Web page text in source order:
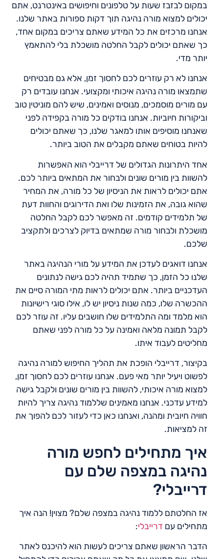
במקום לבזבז שעות על טלפונים וחיפושים באינטרנט, אתם
יכולים למצוא מורה נהיגה תוך דקות ספורות באתר שלנו.
אנחנו מרכזים את כל המידע שאתם צריכים במקום אחד,
כך שאתם יכולים לקבל החלטה מושכלת בלי להתאמץ
יותר מדי.
אנחנו לא רק עוזרים לכם לחסוך זמן, אלא גם מבטיחים
שתמצאו מורה נהיגה איכותי ומקצועי. אנחנו עובדים רק
עם מורים מוסמכים, מנוסים ואמינים, שיש להם מוניטין טוב
וביקורות חיוביות. אנחנו בודקים כל מורה בקפידה לפני
שאנחנו מוסיפים אותו למאגר שלנו, כך שאתם יכולים
להיות בטוחים שאתם מקבלים את הטוב ביותר.
אחד היתרונות הגדולים של דרייבלי הוא האפשרות
להשוות בין מורים שונים ולבחור את המתאים ביותר לכם.
אתם יכולים לראות את הניסיון של כל מורה, את המחיר
שהוא גובה, את הזמינות שלו ואת הדירוגים והחוות דעת
של תלמידים קודמים. זה מאפשר לכם לקבל החלטה
מושכלת ולבחור מורה שמתאים בדיוק לצרכים ולתקציב
שלכם.
אנחנו דואגים לעדכן את המידע על מורי הנהיגה באתר
שלנו כל הזמן, כך שתמיד תהיה לכם גישה לנתונים
העדכניים ביותר. אתם יכולים לראות מתי המורה סיים את
ההכשרה שלו, כמה שנות ניסיון יש לו, אילו סוגי רישיונות
הוא מלמד ומה התלמידים שלו חושבים עליו. זה עוזר לכם
לקבל תמונה מלאה ואמינה על כל מורה לפני שאתם
מחליטים לעבוד איתו.
בקיצור, דרייבלי הופכת את תהליך החיפוש למורה נהיגה
לפשוט ויעיל יותר מאי פעם. אנחנו עוזרים לכם לחסוך זמן,
למצוא מורה איכותי, להשוות בין מורים שונים ולקבל גישה
למידע עדכני. אנחנו מאמינים שללמוד נהיגה צריך להיות
חוויה חיובית ומהנה, ואנחנו כאן כדי לעזור לכם להפוך את
זה למציאות.
איך מתחילים לחפש מורה
נהיגה במצפה שלם עם
דרייבלי?
אז החלטתם ללמוד נהיגה במצפה שלם? מצוין! הנה איך
מתחילים עם דרייבלי:
הדבר הראשון שאתם צריכים לעשות הוא להיכנס לאתר